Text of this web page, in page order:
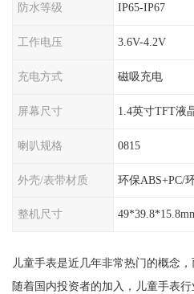
防水等级 IP65-IP67
工作电压 3.6V-4.2V
充电方式 磁吸充电
屏幕尺寸 1.4英寸TFT液
喇叭规格 0815
外壳/表带材质 环保ABS+PC/
整机尺寸
儿童手表是近几年非常热门的概念
随着国内投资者的加入，儿童手表